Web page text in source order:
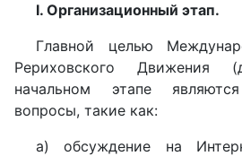
I. Организационный этап.
Главной целью
Рериховского
начальном этапе
вопросы, такие как:
а) обсуждение на